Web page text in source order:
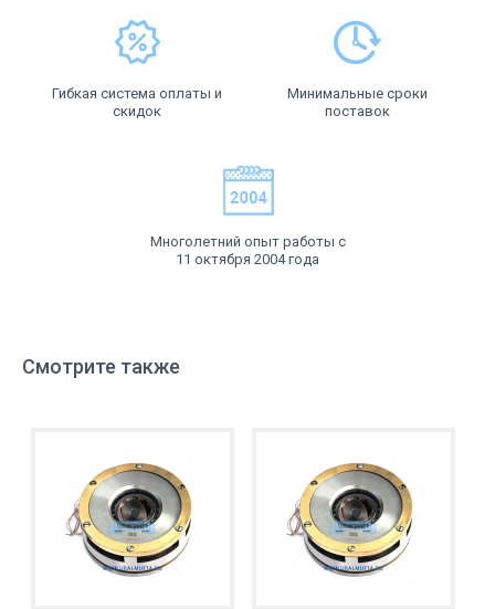
Гибкая система оплаты и
скидок
Минимальные сроки
поставок
Многолетний опыт работы с
11 октября 2004 года
Смотрите также